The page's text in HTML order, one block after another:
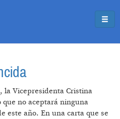
la Vicepresidenta Cristina
no aceptará ninguna
este año. En una carta que se